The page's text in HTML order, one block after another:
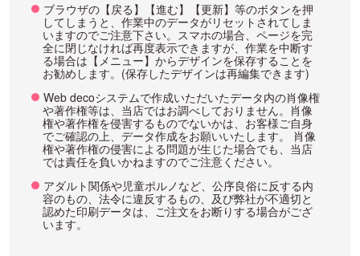
ブラウザの【戻る】【進む】【更新】等のボタンを押
してしまうと、作業中のデータがリセットされてしま
いますのでご注意下さい。スマホの場合、ページを完
全に閉じなければ再度表示できますが、作業を中断す
る場合は【メニュー】からデザインを保存することを
お勧めします。(保存したデザインは再編集できます)
Web decoシステムで作成いただいたデータ内の肖像権
や著作権等は、当店ではお調べしておりません。肖像
権や著作権を侵害するものでないかは、お客様ご自身
でご確認の上、データ作成をお願いいたします。 肖像
権や著作権の侵害による問題が生じた場合でも、当店
では責任を負いかねますのでご注意ください。
アダルト関係や児童ポルノなど、公序良俗に反する内
容のもの、法令に違反するもの、及び弊社が不適切と
認めた印刷データは、ご注文をお断りする場合がござ
います。